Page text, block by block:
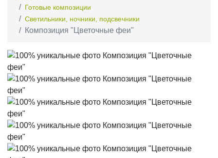
Готовые композиции
Светильники, ночники, подсвечники
Композиция "Цветочные феи"